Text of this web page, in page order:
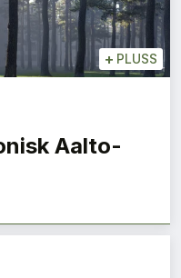
+ PLUSS
Aalto-